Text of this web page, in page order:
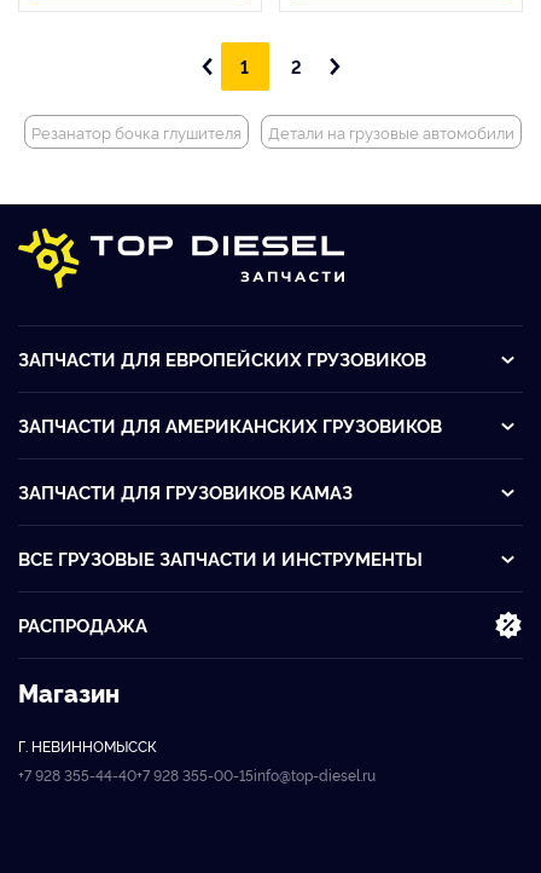
1 2
Резанатор бочка глушителя Детали на грузовые автомобили
ЗАПЧАСТИ ДЛЯ ЕВРОПЕЙСКИХ ГРУЗОВИКОВ
ЗАПЧАСТИ ДЛЯ АМЕРИКАНСКИХ ГРУЗОВИКОВ
ЗАПЧАСТИ ДЛЯ ГРУЗОВИКОВ KАМАЗ
ВСЕ ГРУЗОВЫЕ ЗАПЧАСТИ И ИНСТРУМЕНТЫ
РАСПРОДАЖА
Магазин
Г. НЕВИННОМЫССК
+7 928 355-44-40+7 928 355-00-15info@top-diesel.ru